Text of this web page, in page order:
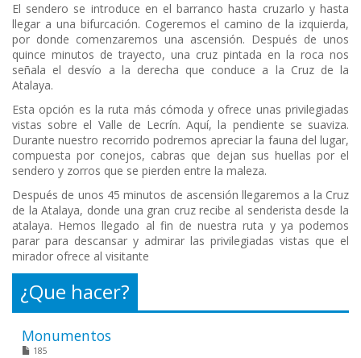
El sendero se introduce en el barranco hasta cruzarlo y hasta
llegar a una bifurcación. Cogeremos el camino de la izquierda,
por donde comenzaremos una ascensión. Después de unos
quince minutos de trayecto, una cruz pintada en la roca nos
señala el desvío a la derecha que conduce a la Cruz de la
Atalaya.
Esta opción es la ruta más cómoda y ofrece unas privilegiadas
vistas sobre el Valle de Lecrín. Aquí, la pendiente se suaviza.
Durante nuestro recorrido podremos apreciar la fauna del lugar,
compuesta por conejos, cabras que dejan sus huellas por el
sendero y zorros que se pierden entre la maleza.
Después de unos 45 minutos de ascensión llegaremos a la Cruz
de la Atalaya, donde una gran cruz recibe al senderista desde la
atalaya. Hemos llegado al fin de nuestra ruta y ya podemos
parar para descansar y admirar las privilegiadas vistas que el
mirador ofrece al visitante
¿Que hacer?
Monumentos
185